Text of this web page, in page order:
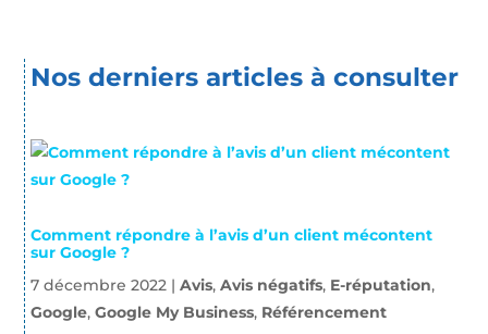
Nos derniers articles à consulter
Comment répondre à l’avis d’un client mécontent
sur Google ?
7 décembre 2022| Avis, Avis négatifs, E-réputation,
Google, Google My Business, Référencement